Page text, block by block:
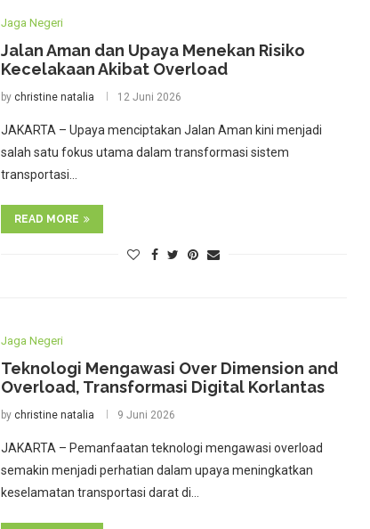
Jaga Negeri
Jalan Aman dan Upaya Menekan Risiko
Kecelakaan Akibat Overload
by christine natalia 12 Juni 2026
JAKARTA – Upaya menciptakan Jalan Aman kini menjadi
salah satu fokus utama dalam transformasi sistem
transportasi…
READ MORE
Jaga Negeri
Teknologi Mengawasi Over Dimension and
Overload, Transformasi Digital Korlantas
by christine natalia 9 Juni 2026
JAKARTA – Pemanfaatan teknologi mengawasi overload
semakin menjadi perhatian dalam upaya meningkatkan
keselamatan transportasi darat di…